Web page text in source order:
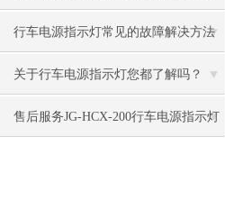
设备
行车电源指示灯常见的故障解决方法
介绍
关于行车电源指示灯您都了解吗？
售后服务JG-HCX-200行车电源指示灯